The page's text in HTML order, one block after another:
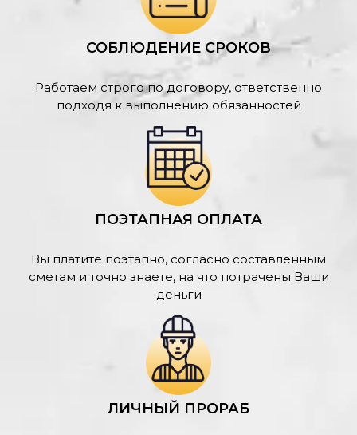
СОБЛЮДЕНИЕ СРОКОВ
Работаем строго по договору, ответственно
подходя к выполнению обязанностей
ПОЭТАПНАЯ ОПЛАТА
Вы платите поэтапно, согласно составленным
сметам и точно знаете, на что потрачены Ваши
деньги
ЛИЧНЫЙ ПРОРАБ